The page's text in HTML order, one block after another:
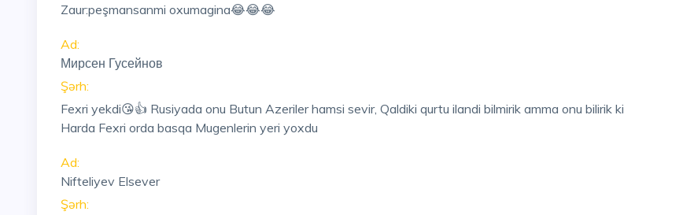
Zaur:peşmansanmi oxumagina😂😂😂
Ad:
Мирсен Гусейнов
Şərh:
Fexri yekdi😘👍 Rusiyada onu Butun Azeriler hamsi sevir, Qaldiki qurtu ilandi bilmirik amma onu bilirik ki
Harda Fexri orda basqa Mugenlerin yeri yoxdu
Ad:
Nifteliyev Elsever
Şərh: